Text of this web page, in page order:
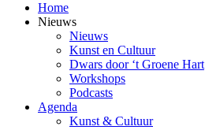
Home
Nieuws
Nieuws
Kunst en Cultuur
Dwars door ‘t Groene Hart
Workshops
Podcasts
Agenda
Kunst & Cultuur